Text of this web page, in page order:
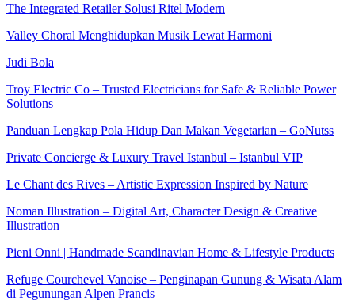
The Integrated Retailer Solusi Ritel Modern
Valley Choral Menghidupkan Musik Lewat Harmoni
Judi Bola
Troy Electric Co – Trusted Electricians for Safe & Reliable Power
Solutions
Panduan Lengkap Pola Hidup Dan Makan Vegetarian – GoNutss
Private Concierge & Luxury Travel Istanbul – Istanbul VIP
Le Chant des Rives – Artistic Expression Inspired by Nature
Noman Illustration – Digital Art, Character Design & Creative
Illustration
Pieni Onni | Handmade Scandinavian Home & Lifestyle Products
Refuge Courchevel Vanoise – Penginapan Gunung & Wisata Alam
di Pegunungan Alpen Prancis